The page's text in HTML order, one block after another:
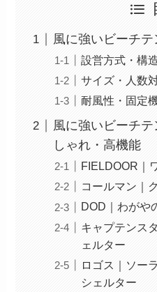
風に強いビーチ
設営方式・構
サイズ・人数
耐風性・固定
風に強いビーチ
しゃれ・高機能
FIELDOOR｜
コールマン｜
DOD｜わがや
キャプテンス
ェルター
ロゴス｜ソー
シェルター